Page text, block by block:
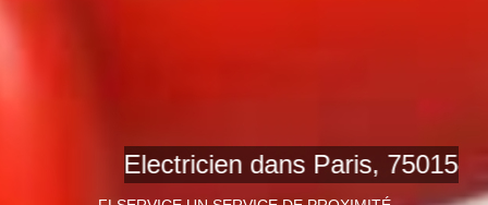
Electricien dans Paris, 75015